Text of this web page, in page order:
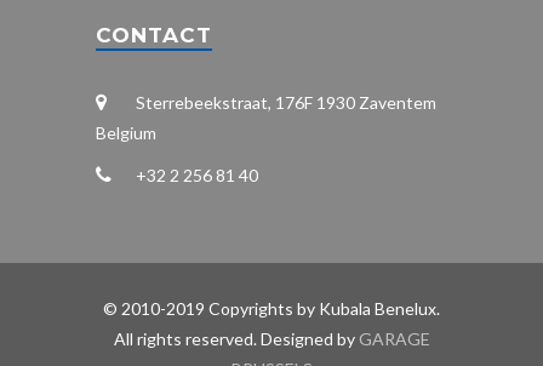
CONTACT
Sterrebeekstraat, 176F 1930 Zaventem
Belgium
+32 2 256 81 40
© 2010-2019 Copyrights by Kubala Benelux.
All rights reserved. Designed by GARAGE